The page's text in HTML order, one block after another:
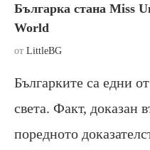
Българка стана Miss
World
от LittleBG
Българките са едни
света. Факт, доказан
поредното